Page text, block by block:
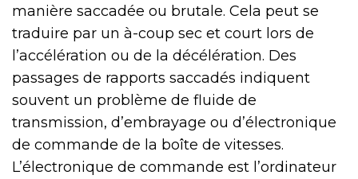
manière saccadée ou brutale. Cela peut se
traduire par un à-coup sec et court lors de
l’accélération ou de la décélération. Des
passages de rapports saccadés indiquent
souvent un problème de fluide de
transmission, d’embrayage ou d’électronique
de commande de la boîte de vitesses.
L’électronique de commande est l’ordinateur